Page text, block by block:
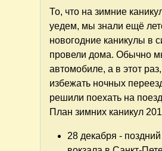
То, что на зимние
уедем, мы знали ещё
новогодние каникулы в
провели дома. Обычно
автомобиле, а в этот
избежать ночных
решили поехать на
План зимних каникул
28 декабря -